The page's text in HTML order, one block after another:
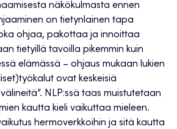
näkökulmasta ennen
on tietynlainen tapa
ohjaa, pakottaa ja innoittaa
tietyillä tavoilla pikemmin kuin
elämässä – ohjaus mukaan lukien
ovat keskeisiä
NLP:ssä taas muistutetaan
kautta kieli vaikuttaa mieleen.
hermoverkkoihin ja sitä kautta